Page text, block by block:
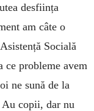
desființa
am câte o
Socială
ce probleme avem
ne sună de la
Au copii, dar nu